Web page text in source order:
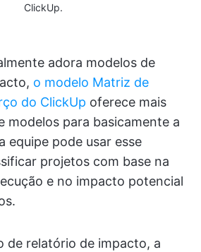
ClickUp.
adora modelos de
o modelo Matriz de
do ClickUp oferece mais
modelos para basicamente a
equipe pode usar esse
projetos com base na
e no impacto potencial
de relatório de impacto, a